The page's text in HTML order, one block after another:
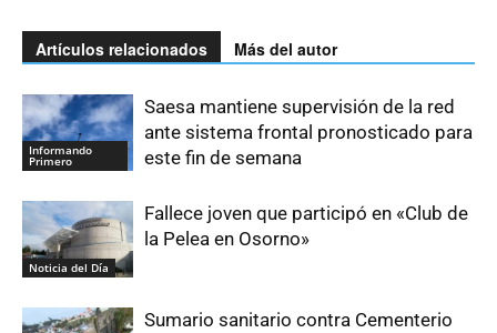
Artículos relacionados Más del autor
Informando
Primero
Saesa mantiene supervisión de la red
ante sistema frontal pronosticado para
este fin de semana
Noticia del Día
Fallece joven que participó en «Club de
la Pelea en Osorno»
Sumario sanitario contra Cementerio